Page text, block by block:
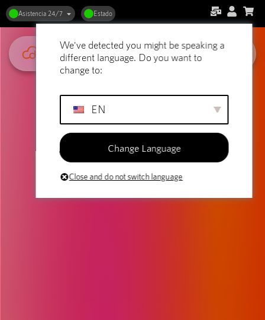
Asistencia 24/7 Estado
We've detected you might be speaking a
different language. Do you want to
change to:
EN
Change Language
Close and do not switch language